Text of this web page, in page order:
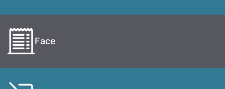
Face